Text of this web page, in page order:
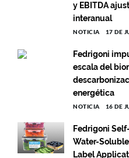
y EBITDA
interanual
NOTICIA 17 DE
Fedrigoni
escala del
energética
NOTICIA 16 DE
Fedrigoni
Water-
Label